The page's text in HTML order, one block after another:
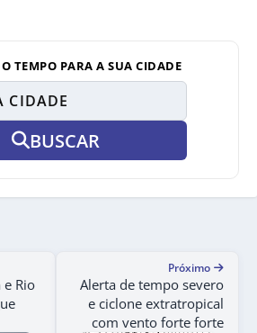
TEMPO PARA A SUA CIDADE
BUSCAR
Rio
Próximo
Alerta de tempo severo
e ciclone extratropical
com vento forte forte